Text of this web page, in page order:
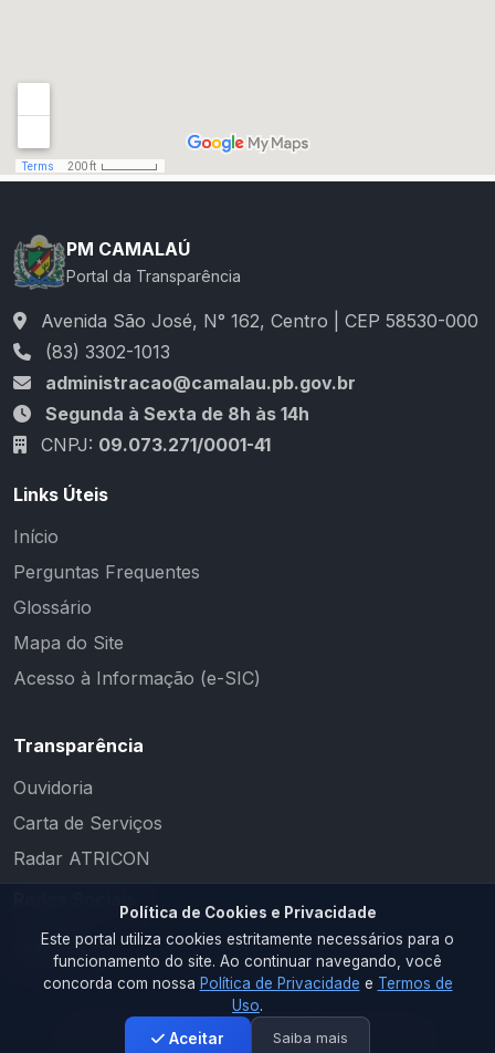
PM CAMALAÚ
Portal da Transparência
Avenida São José, N° 162, Centro | CEP 58530-000
(83) 3302-1013
administracao@camalau.pb.gov.br
Segunda à Sexta de 8h às 14h
CNPJ: 09.073.271/0001-41
Links Úteis
Início
Perguntas Frequentes
Glossário
Mapa do Site
Acesso à Informação (e-SIC)
Transparência
Ouvidoria
Carta de Serviços
Radar ATRICON
2026 © PM CAMALAÚ. Todos os direitos reservados.
Política de Cookies e Privacidade
Este portal utiliza cookies estritamente necessários para o
funcionamento do site. Ao continuar navegando, você
concorda com nossa Política de Privacidade e Termos de
Uso.
Aceitar
Saiba mais